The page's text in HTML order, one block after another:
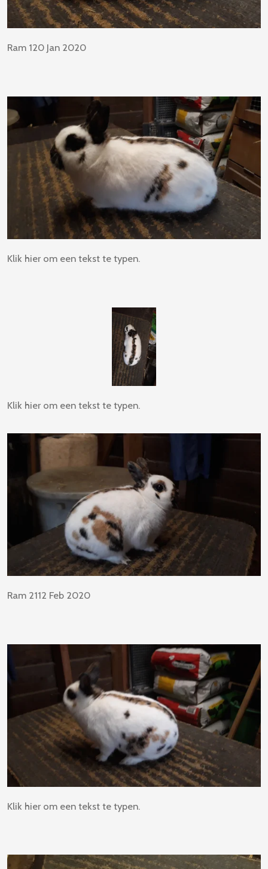
Ram 120 Jan 2020
Klik hier om een tekst te typen.
Klik hier om een tekst te typen.
Ram 2112 Feb 2020
Klik hier om een tekst te typen.